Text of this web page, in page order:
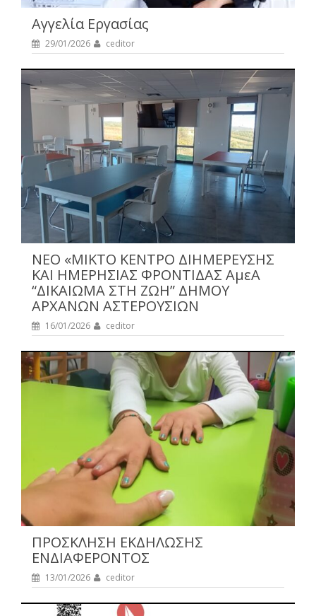
Αγγελία Εργασίας
29/01/2026 ceditor
NEO «ΜΙΚΤΟ ΚΕΝΤΡΟ ΔΙΗΜΕΡΕΥΣΗΣ
ΚΑΙ ΗΜΕΡΗΣΙΑΣ ΦΡΟΝΤΙΔΑΣ ΑμεΑ
“ΔΙΚΑΙΩΜΑ ΣΤΗ ΖΩΗ” ΔΗΜΟΥ
ΑΡΧΑΝΩΝ ΑΣΤΕΡΟΥΣΙΩΝ
16/01/2026 ceditor
ΠΡΟΣΚΛΗΣΗ ΕΚΔΗΛΩΣΗΣ
ΕΝΔΙΑΦΕΡΟΝΤΟΣ
13/01/2026 ceditor